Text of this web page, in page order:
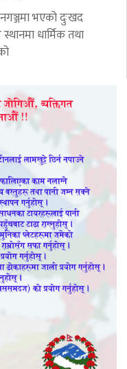
भएको दुःखद
धार्मिक तथा